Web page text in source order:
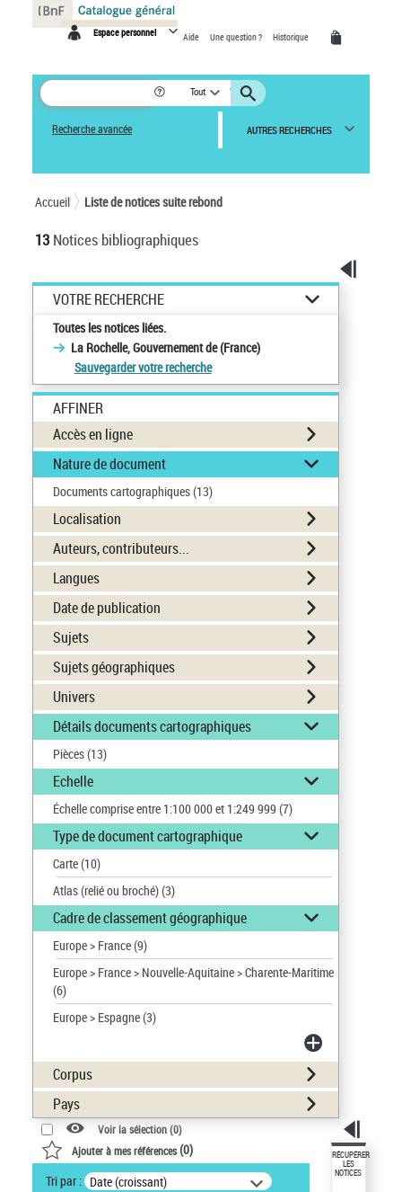
Espace personnel Aide Une question ? Historique
Tout
Recherche avancée AUTRES RECHERCHES
Accueil Liste de notices suite rebond
13 Notices bibliographiques
VOTRE RECHERCHE
Toutes les notices liées.
La Rochelle, Gouvernement de (France)
Sauvegarder votre recherche
AFFINER
Accès en ligne
Nature de document
Documents cartographiques(13)
Localisation
Auteurs, contributeurs...
Langues
Date de publication
Sujets
Sujets géographiques
Univers
Détails documents cartographiques
Pièces(13)
Echelle
Échelle comprise entre 1:100 000 et 1:249 999 (7)
Type de document cartographique
Carte(10)
Atlas (relié ou broché)(3)
Cadre de classement géographique
Europe > France(9)
Europe > France > Nouvelle-Aquitaine > Charente-Maritime
(6)
Europe > Espagne(3)
Corpus
Pays
Voir la sélection (0)
Ajouter à mes références(0)
Tri par : Date (croissant)
RÉCUPÉRER
LES
NOTICES
Panneau de gestion des cookies